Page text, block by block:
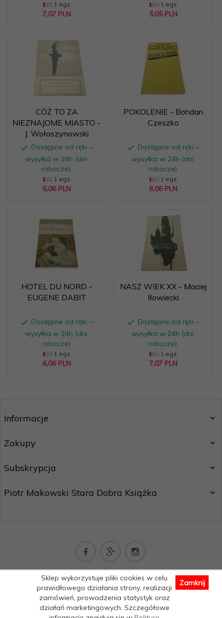
1 egz.
7,07 PLN
1 egz.
5,05 PLN
CÓŻ TO ZA
NIEZNAJOME MIASTO -
J. Wołoszynowski
Dostępne od ręki –
wysyłka w 24h (dni
robocze)
1 egz.
6,06 PLN
POKOLENIE - Bohdan
Czeszko
Dostępne od ręki –
wysyłka w 24h (dni
robocze)
1 egz.
6,06 PLN
HOTEL DU NORD -
EUGENE DABIT
Dostępne od ręki –
wysyłka w 24h (dni
robocze)
1 egz.
6,06 PLN
NASZ WIEK XX - Maciej
Iłowiecki
Dostępne od ręki –
wysyłka w 24h (dni
robocze)
1 egz.
7,07 PLN
Informacje
Zakupy
Subskrypcja
Piotr Makowski Stara Dobra Książka
kontakt@staradobraksiazka.pl
Informacja o cookies | sklep internetowy RedCart.pl
Sklep wykorzystuje pliki cookies w celu
prawidłowego działania strony, realizacji
zamówień, prowadzenia statystyk oraz
działań marketingowych. Szczegółowe
Zamknij